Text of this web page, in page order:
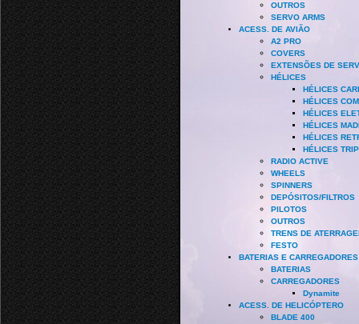
OUTROS
SERVO ARMS
ACESS. DE AVIÃO
A2 PRO
COVERS
EXTENSÕES DE
HÉLICES
HÉLICES
HÉLICES
HÉLICES
HÉLICES
HÉLICES
HÉLICES
RADIO ACTIVE
WHEELS
SPINNERS
DEPÓSITOS/FILTROS
PILOTOS
OUTROS
TRENS DE
FESTO
BATERIAS E CARREGADORES
BATERIAS
CARREGADORES
Dynamite
ACESS. DE HELICÓPTERO
BLADE 400